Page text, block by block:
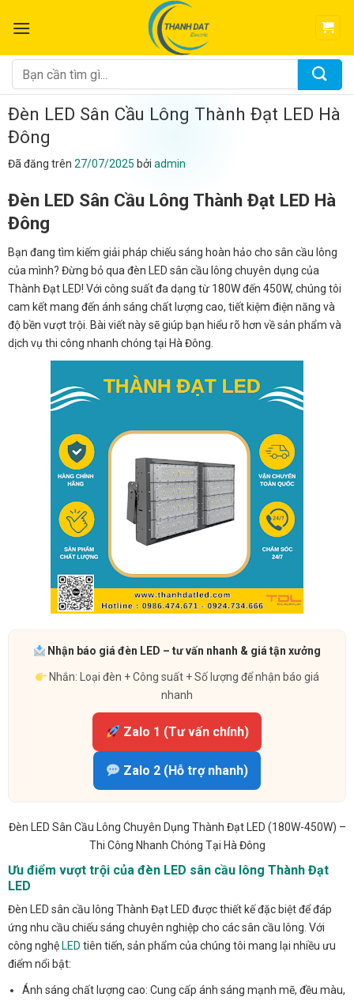
đến
dung
Tìm
kiếm:
Đèn LED Sân Cầu Lông Thành Đạt LED Hà
Đông
Đã đăng trên 27/07/2025 bởi admin
Đèn LED Sân Cầu Lông Thành Đạt LED Hà
Đông
Bạn đang tìm kiếm giải pháp chiếu sáng hoàn hảo cho sân cầu lông
của mình? Đừng bỏ qua đèn LED sân cầu lông chuyên dụng của
Thành Đạt LED! Với công suất đa dạng từ 180W đến 450W, chúng tôi
cam kết mang đến ánh sáng chất lượng cao, tiết kiệm điện năng và
độ bền vượt trội. Bài viết này sẽ giúp bạn hiểu rõ hơn về sản phẩm và
dịch vụ thi công nhanh chóng tại Hà Đông.
Nhận báo giá đèn LED – tư vấn nhanh & giá tận xưởng
Nhắn: Loại đèn + Công suất + Số lượng để nhận báo giá
nhanh
Zalo 1 (Tư vấn chính)
Zalo 2 (Hỗ trợ nhanh)
Đèn LED Sân Cầu Lông Chuyên Dụng Thành Đạt LED (180W-450W) –
Thi Công Nhanh Chóng Tại Hà Đông
Ưu điểm vượt trội của đèn LED sân cầu lông Thành Đạt
LED
Đèn LED sân cầu lông Thành Đạt LED được thiết kế đặc biệt để đáp
ứng nhu cầu chiếu sáng chuyên nghiệp cho các sân cầu lông. Với
công nghệ LED tiên tiến, sản phẩm của chúng tôi mang lại nhiều ưu
điểm nổi bật:
Ánh sáng chất lượng cao: Cung cấp ánh sáng mạnh mẽ, đều màu,